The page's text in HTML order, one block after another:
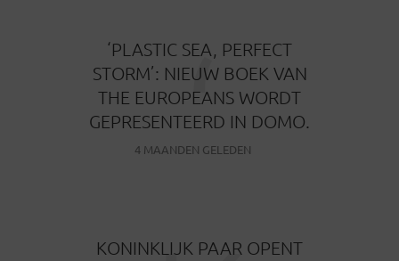
‘PLASTIC SEA, PERFECT
STORM’: NIEUW BOEK VAN
THE EUROPEANS WORDT
GEPRESENTEERD IN DOMO.
4 MAANDEN GELEDEN
‘
KONINKLIJK PAAR OPENT